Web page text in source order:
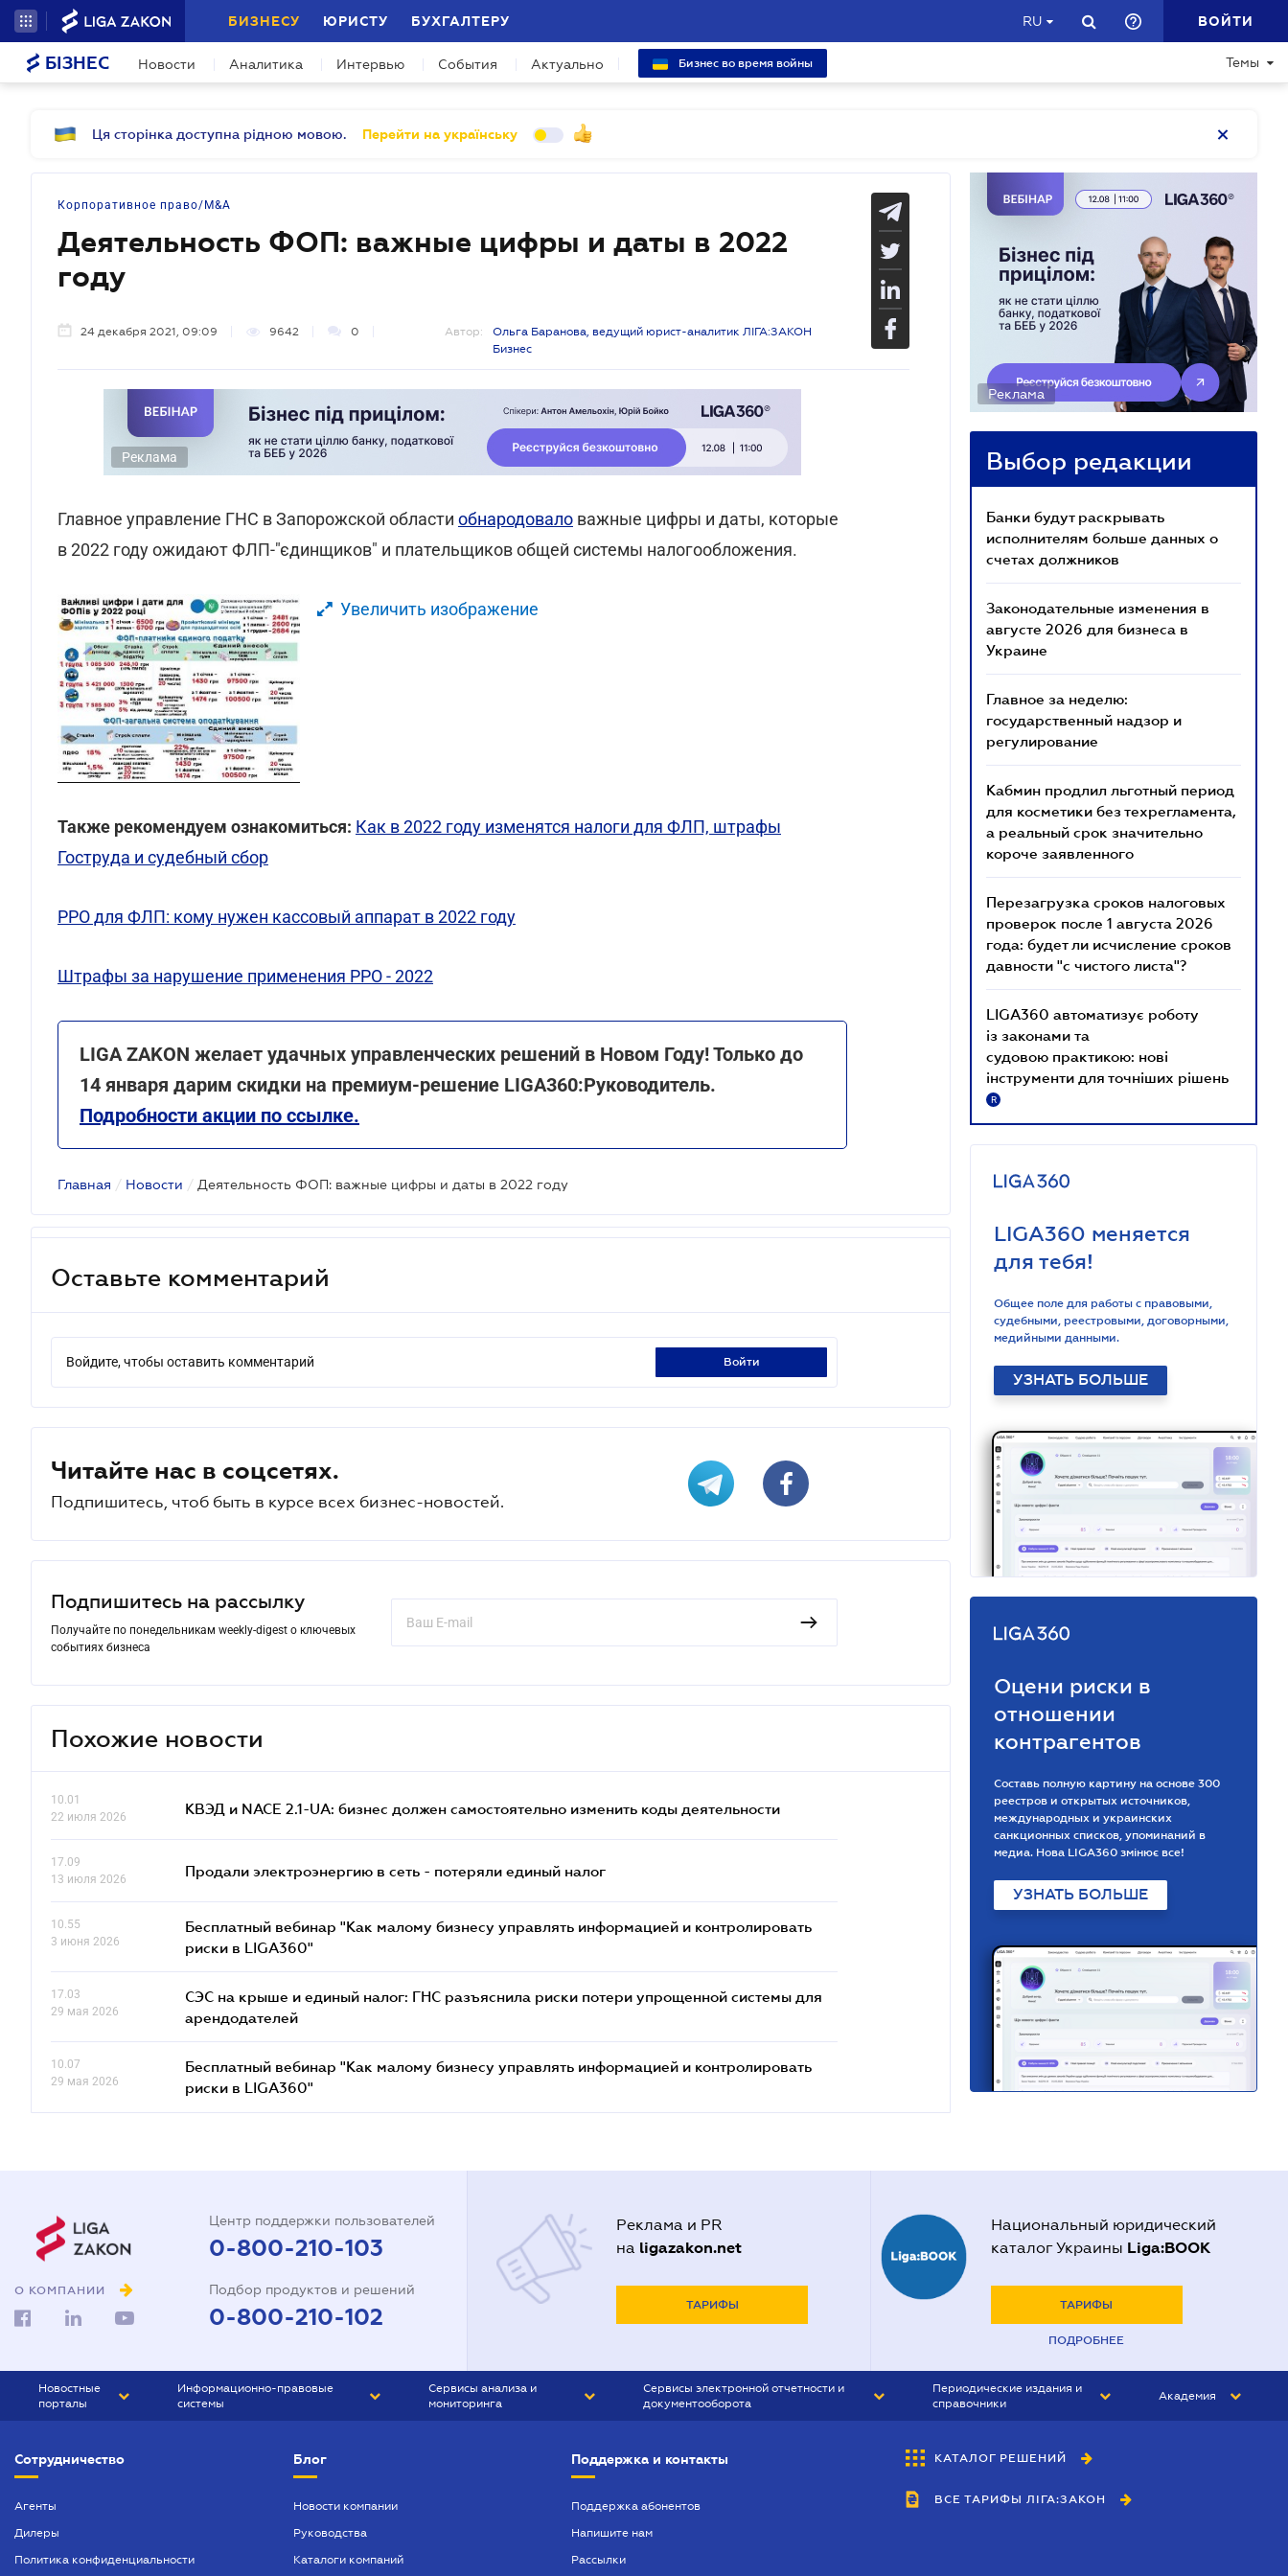
БИЗНЕСУ ЮРИСТУ БУХГАЛТЕРУ RU ВОЙТИ
БІЗНЕС Новости Аналитика Интервью События Актуально Бизнес во время войны Темы
Ця сторінка доступна рідною мовою. Перейти на українську
Корпоративное право/M&A
Деятельность ФОП: важные цифры и даты в 2022
году
24 декабря 2021, 09:09 9642 0 Автор:
Ольга Баранова, ведущий юрист-аналитик ЛІГА:ЗАКОН
Бизнес
Реклама
Главное управление ГНС в Запорожской области обнародовало важные цифры и даты, которые
в 2022 году ожидают ФЛП-"єдинщиков" и плательщиков общей системы налогообложения.
Увеличить изображение
Также рекомендуем ознакомиться: Как в 2022 году изменятся налоги для ФЛП, штрафы
Гоструда и судебный сбор
РРО для ФЛП: кому нужен кассовый аппарат в 2022 году
Штрафы за нарушение применения РРО - 2022
LIGA ZAKON желает удачных управленческих решений в Новом Году! Только до
14 января дарим скидки на премиум-решение LIGA360:Руководитель.
Подробности акции по ссылке.
Главная / Новости / Деятельность ФОП: важные цифры и даты в 2022 году
Оставьте комментарий
Войдите, чтобы оставить комментарий войти
Читайте нас в соцсетях.
Подпишитесь, чтоб быть в курсе всех бизнес-новостей.
Подпишитесь на рассылку
Получайте по понедельникам weekly-digest о ключевых
событиях бизнеса
Похожие новости
10.01
22 июля 2026
КВЭД и NACE 2.1-UA: бизнес должен самостоятельно изменить коды деятельности
17.09
13 июля 2026
Продали электроэнергию в сеть - потеряли единый налог
10.55
3 июня 2026
Бесплатный вебинар "Как малому бизнесу управлять информацией и контролировать
риски в LIGA360"
17.03
29 мая 2026
СЭС на крыше и единый налог: ГНС разъяснила риски потери упрощенной системы для
арендодателей
10.07
29 мая 2026
Бесплатный вебинар "Как малому бизнесу управлять информацией и контролировать
риски в LIGA360"
Реклама
Выбор редакции
Банки будут раскрывать
исполнителям больше данных о
счетах должников
Законодательные изменения в
августе 2026 для бизнеса в
Украине
Главное за неделю:
государственный надзор и
регулирование
Кабмин продлил льготный период
для косметики без техрегламента,
а реальный срок значительно
короче заявленного
Перезагрузка сроков налоговых
проверок после 1 августа 2026
года: будет ли исчисление сроков
давности "с чистого листа"?
LIGA360 автоматизує роботу
із законами та
судовою практикою: нові
інструменти для точніших рішень
R
LIGA360 меняется
для тебя!
Общее поле для работы с правовыми,
судебными, реестровыми, договорными,
медийными данными.
УЗНАТЬ БОЛЬШЕ
Оцени риски в
отношении
контрагентов
Составь полную картину на основе 300
реестров и открытых источников,
международных и украинских
санкционных списков, упоминаний в
медиа. Нова LIGA360 змінює все!
УЗНАТЬ БОЛЬШЕ
О КОМПАНИИ
Центр поддержки пользователей
0-800-210-103
Подбор продуктов и решений
0-800-210-102
Реклама и PR
на ligazakon.net
ТАРИФЫ
Национальный юридический
каталог Украины Liga:BOOK
ТАРИФЫ
ПОДРОБНЕЕ
Новостные
порталы
БИЗНЕС
Информационно-правовые
системы
БУХГАЛТЕР ПРОФ
ЮРИСТ ПРОФ
Сервисы анализа и
мониторинга
Сервисы электронной отчетности и
документооборота
Периодические издания и
справочники
БУХГАЛТЕР&ЗАКОН
ВЕСТНИК МСФО
Академия
Сотрудничество
Агенты
Дилеры
Политика конфиденциальности
Блог
Новости компании
Руководства
Каталоги компаний
Поддержка и контакты
Поддержка абонентов
Напишите нам
Рассылки
КАТАЛОГ РЕШЕНИЙ
ВСЕ ТАРИФЫ ЛІГА:ЗАКОН